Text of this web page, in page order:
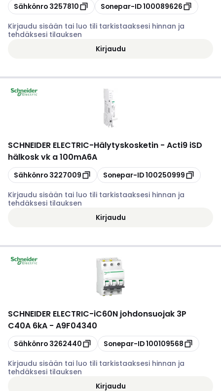
Kopioi
Sähkönro 3257810 Kopioi
Sonepar-ID100089626
Kirjaudu sisään tai luo tili tarkistaaksesi hinnan ja
tehdäksesi tilauksen
Kirjaudu
SCHNEIDER ELECTRIC-Hälytyskosketin - Acti9 iSD
hälkosk vk a 100mA6A
Kopioi
Sähkönro 3227009 Kopioi
Sonepar-ID100250999
Kirjaudu sisään tai luo tili tarkistaaksesi hinnan ja
tehdäksesi tilauksen
Kirjaudu
SCHNEIDER ELECTRIC-iC60N johdonsuojak 3P
C40A 6kA - A9F04340
Kopioi
Sähkönro 3262440 Kopioi
Sonepar-ID100109568
Kirjaudu sisään tai luo tili tarkistaaksesi hinnan ja
tehdäksesi tilauksen
Kirjaudu